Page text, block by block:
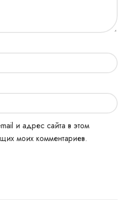
и адрес сайта в этом
моих комментариев.